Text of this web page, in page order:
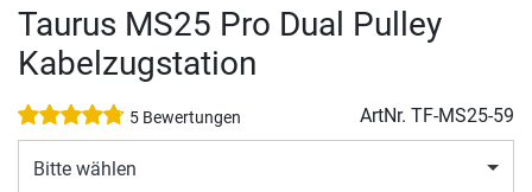
Taurus MS25 Pro Dual Pulley
Kabelzugstation
5 Bewertungen ArtNr. TF-MS25-59
Bitte wählen